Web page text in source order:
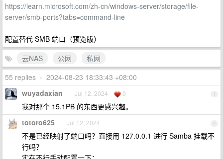
https://learn.microsoft.com/zh-cn/windows-server/storage/file-
server/smb-ports?tabs=command-line
配置替代 SMB 端口（预览版）
云NAS
公网
私网
55 replies • 2024-08-23 18:33:43 +08:00
1
wuyadaxian Jul 12, 2024 9
我对那个 15.1PB 的东西更感兴趣。
2
totoro625 Jul 12, 2024
不是已经映射了端口吗？直接用 127.0.0.1 进行 Samba 挂载不
行吗？